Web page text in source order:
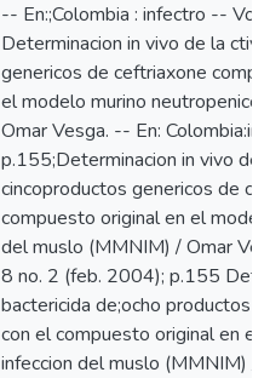
-- En:;Colombia : infectro --
Determinacion in vivo de la
genericos de ceftriaxone
el modelo murino
Omar Vesga. -- En:
p.155;Determinacion in vivo de
cincoproductos genericos de
compuesto original en el
del muslo (MMNIM) / Omar
8 no. 2 (feb. 2004); p.155
bactericida de;ocho productos
con el compuesto original en
infeccion del muslo (MMNIM) /